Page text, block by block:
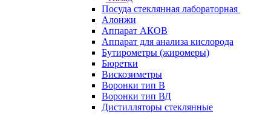
Посуда стеклянная лабораторная
Алонжи
Аппарат АКОВ
Аппарат для анализа кислорода
Бутирометры (жиромеры)
Бюретки
Вискозиметры
Воронки тип В
Воронки тип ВД
Дистилляторы стеклянные